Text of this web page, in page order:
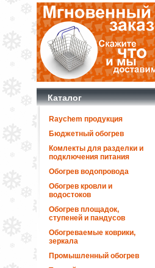
Каталог
Raychem продукция
Бюджетный обогрев
Комлекты для разделки и
подключения питания
Обогрев водопровода
Обогрев кровли и
водостоков
Обогрев площадок,
ступеней и пандусов
Обогреваемые коврики,
зеркала
Промышленный обогрев